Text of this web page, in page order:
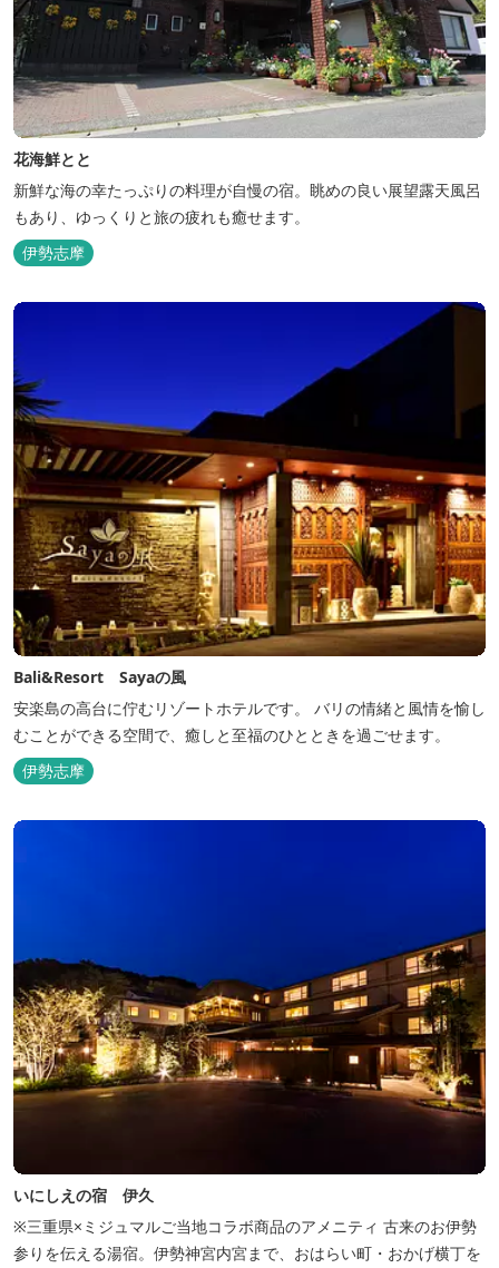
花海鮮とと
新鮮な海の幸たっぷりの料理が自慢の宿。眺めの良い展望露天風呂
もあり、ゆっくりと旅の疲れも癒せます。
伊勢志摩
Bali&Resort Sayaの風
安楽島の高台に佇むリゾートホテルです。 バリの情緒と風情を愉し
むことができる空間で、癒しと至福のひとときを過ごせます。
伊勢志摩
いにしえの宿 伊久
※三重県×ミジュマルご当地コラボ商品のアメニティ 古来のお伊勢
参りを伝える湯宿。伊勢神宮内宮まで、おはらい町・おかげ横丁を